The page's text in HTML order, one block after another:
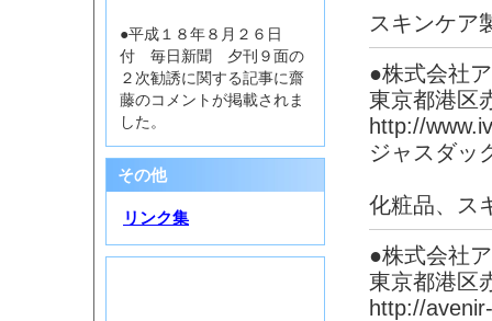
スキンケア
●株式会社
東京都港区
http://
ジャスダッ
化粧品、ス
●株式会社
東京都港区
http://
●平成１８年８月２６日
付 毎日新聞 夕刊９面の
２次勧誘に関する記事に齋
藤のコメントが掲載されま
した。
その他
リンク集